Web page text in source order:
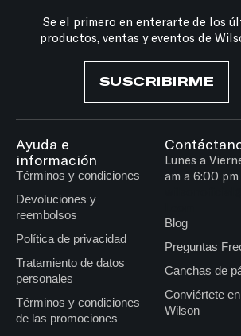
Se el primero en enterarte de los
productos, ventas y eventos de
SUSCRIBIRME
Ayuda e
información
Términos y condiciones
Devoluciones y
reembolsos
Política de privacidad
Tratamiento de datos
personales
Términos y condiciones
de las promociones
Lunes a
am a 6:00 pm
Blog
Preguntas
Canchas de
Conviértete
Wilson